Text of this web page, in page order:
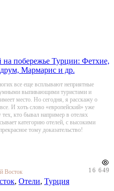
на побережье Турции: Фетхие,
Мармарис и др.
все еще всплывают неприятные
выпивающими туристами и
место. Но сегодня, я расскажу о
И хоть слово «европейский» уже
тех, кто бывал например в отелях
категорию отелей, с высокими
тому доказательство!
Восток
16 649
, Отели, Турция